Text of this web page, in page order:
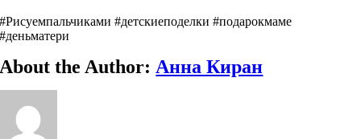
#Рисуемпальчиками #детскиеподелки #подарокмаме
#деньматери
About the Author: Анна Киран